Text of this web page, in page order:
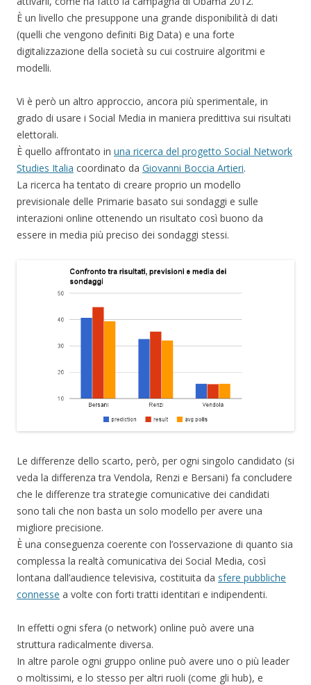
È un livello che presuppone una grande disponibilità di dati
(quelli che vengono definiti Big Data) e una forte
digitalizzazione della società su cui costruire algoritmi e
modelli.
Vi è però un altro approccio, ancora più sperimentale, in
grado di usare i Social Media in maniera predittiva sui risultati
elettorali.
È quello affrontato in una ricerca del progetto Social Network
Studies Italia coordinato da Giovanni Boccia Artieri.
La ricerca ha tentato di creare proprio un modello
previsionale delle Primarie basato sui sondaggi e sulle
interazioni online ottenendo un risultato così buono da
essere in media più preciso dei sondaggi stessi.
Le differenze dello scarto, però, per ogni singolo candidato (si
veda la differenza tra Vendola, Renzi e Bersani) fa concludere
che le differenze tra strategie comunicative dei candidati
sono tali che non basta un solo modello per avere una
migliore precisione.
È una conseguenza coerente con l’osservazione di quanto sia
complessa la realtà comunicativa dei Social Media, così
lontana dall’audience televisiva, costituita da sfere pubbliche
connesse a volte con forti tratti identitari e indipendenti.
In effetti ogni sfera (o network) online può avere una
struttura radicalmente diversa.
In altre parole ogni gruppo online può avere uno o più leader
o moltissimi, e lo stesso per altri ruoli (come gli hub), e